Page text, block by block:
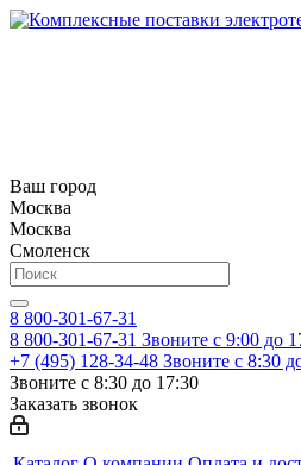
Ваш город
Москва
Москва
Смоленск
8 800-301-67-31
8 800-301-67-31 Звоните с 9:00 до
+7 (495) 128-34-48 Звоните с 8:30
Звоните с 8:30 до 17:30
Заказать звонок